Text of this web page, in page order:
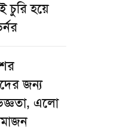
চুরি হয়ে
জন্য
এলো